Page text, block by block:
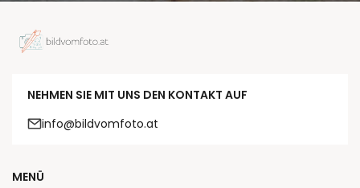
NEHMEN SIE MIT UNS DEN KONTAKT AUF
info@bildvomfoto.at
MENÜ